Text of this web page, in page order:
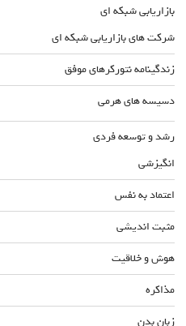
بازاریابی شبکه ای
شرکت های بازاریابی شبکه ای
زندگینامه نتورکرهای موفق
دسیسه های هرمی
رشد و توسعه فردی
انگیزشی
اعتماد به نفس
مثبت اندیشی
هوش و خلاقیت
مذاکره
زبان بدن